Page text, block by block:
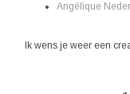
Angélique
Ik wens je weer een